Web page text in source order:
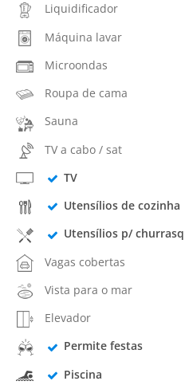
Liquidificador
Máquina lavar
Microondas
Roupa de cama
Sauna
TV a cabo / sat
TV
Utensílios de cozinha
Utensílios p/
Vagas cobertas
Vista para o mar
Elevador
Permite festas
Piscina